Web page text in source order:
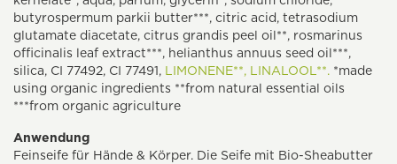
butyrospermum parkii butter***, citric acid, tetrasodium
glutamate diacetate, citrus grandis peel oil**, rosmarinus
officinalis leaf extract***, helianthus annuus seed oil***,
silica, CI 77492, CI 77491, LIMONENE**, LINALOOL**. *made
using organic ingredients **from natural essential oils
***from organic agriculture
Anwendung
Feinseife für Hände & Körper. Die Seife mit Bio-Sheabutter